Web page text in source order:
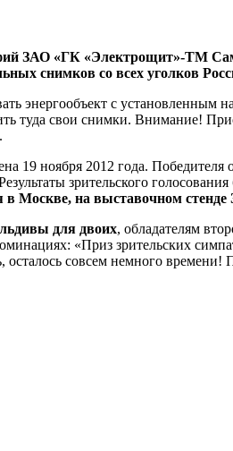
ЗАО «ГК «Электрощит»-ТМ
снимков со всех уголков
энергообъект с
туда свои снимки. Внимание!
19 ноября 2012 года.
зрительского
в Москве, на выставочном
для двоих, обладателям
«Приз зрительских
осталось совсем немного времени!